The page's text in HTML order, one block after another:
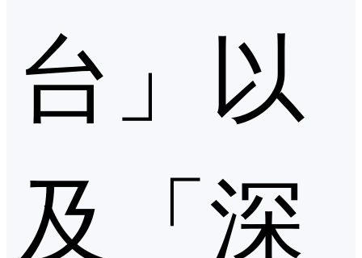
台」以
及「深